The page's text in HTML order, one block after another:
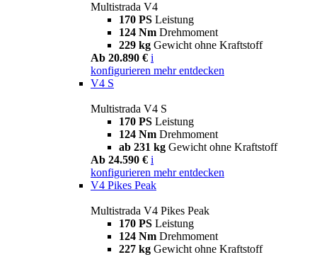
Multistrada V4
170 PS Leistung
124 Nm Drehmoment
229 kg Gewicht ohne Kraftstoff
Ab 20.890 € i
konfigurieren mehr entdecken
V4 S
Multistrada V4 S
170 PS Leistung
124 Nm Drehmoment
ab 231 kg Gewicht ohne Kraftstoff
Ab 24.590 € i
konfigurieren mehr entdecken
V4 Pikes Peak
Multistrada V4 Pikes Peak
170 PS Leistung
124 Nm Drehmoment
227 kg Gewicht ohne Kraftstoff